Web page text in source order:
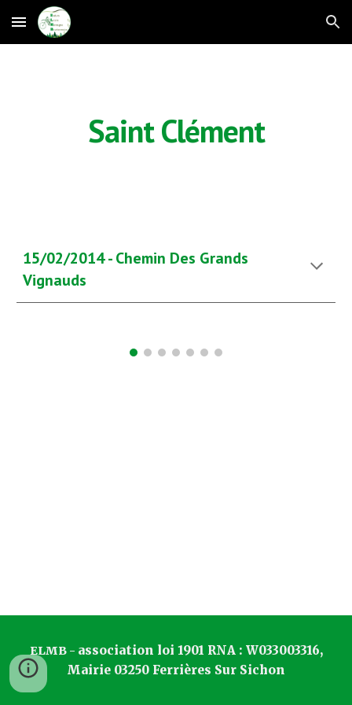
Skip to main content Skip to navigation
Saint Clément
15/02/2014 - Chemin Des Grands
Vignauds
ELMB - association loi 1901 RNA : W033003316,
Mairie 03250 Ferrières Sur Sichon